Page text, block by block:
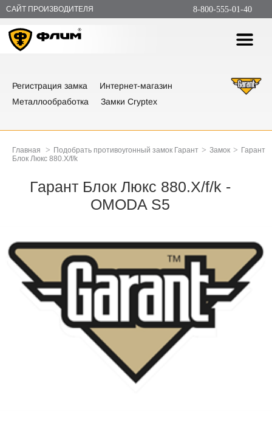
САЙТ ПРОИЗВОДИТЕЛЯ 8-800-555-01-40
Регистрация замка
Интернет-магазин
Металлообработка
Замки Cryptex
Главная > Подобрать противоугонный замок Гарант > Замок > Гарант
Блок Люкс 880.Х/f/k
Гарант Блок Люкс 880.Х/f/k -
OMODA S5